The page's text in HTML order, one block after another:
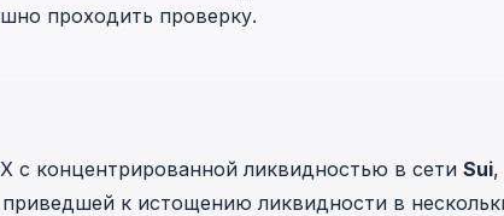
проходить проверку.
с концентрированной ликвидностью в сети Sui,
приведшей к истощению ликвидности в